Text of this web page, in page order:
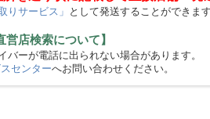
りサービス」 として発送することができます
営店検索について】
ーが電話に出られない場合があります。
センターへお問い合わせください。